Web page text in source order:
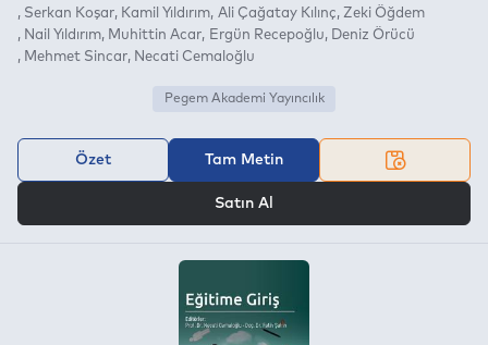
Serkan Koşar
Kamil Yıldırım Ali Çağatay Kılınç Zeki Öğdem
Nail Yıldırım
Muhittin Acar Ergün Recepoğlu
Deniz Örücü
Mehmet Sincar
Necati Cemaloğlu
Pegem Akademi Yayıncılık
Özet Tam Metin
Satın Al